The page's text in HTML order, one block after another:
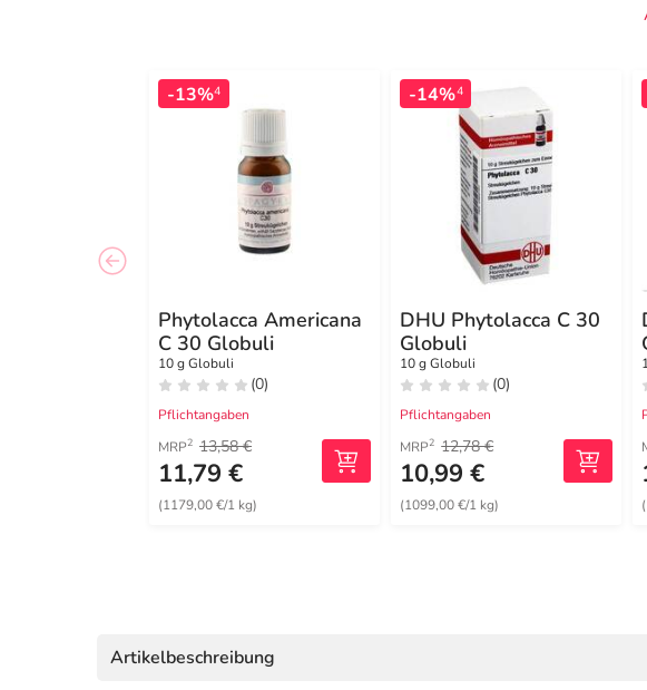
-13%4
Phytolacca Americana
C 30 Globuli
10 g Globuli
(0)
Pflichtangaben
MRP2 13,58 €
11,79 €
(1179,00 €/1 kg)
-14%4
DHU Phytolacca C 30
Globuli
10 g Globuli
(0)
Pflichtangaben
MRP2 12,78 €
10,99 €
(1099,00 €/1 kg)
Artikelbeschreibung